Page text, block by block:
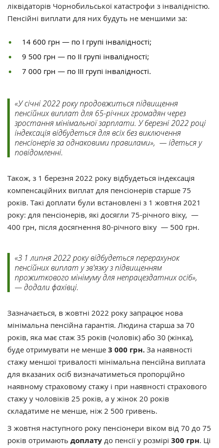
ліквідаторів Чорнобильської катастрофи з інвалідністю.
Пенсійні виплати для них будуть не меншими за:
14 600 грн — по I групі інвалідності;
9 500 грн — по II групі інвалідності;
7 000 грн — по III групі інвалідності.
«У січні 2022 року продовжиться підвищення
пенсійних виплат для 65-річних громадян через
зростання мінімальної зарплати. У березні 2022 році
індексація відбудеться для всіх без виключення
пенсіонерів за однаковими правилами», — ідеться у
повідомленні.
Також, з 1 березня 2022 року відбудеться індексація
компенсаційних виплат для пенсіонерів старше 75
років. Такі доплати були встановлені з 1 жовтня 2021
року: для пенсіонерів, які досягли 75-річного віку, —
400 грн, після досягнення 80-річного віку — 500 грн.
«З 1 липня 2022 року відбудеться перерахунок
пенсійних виплат у зв'язку з підвищенням
прожиткового мінімуму для непрацездатних осіб»,
— додали фахівці.
Зазначається, в жовтні 2022 року запрацює нова
мінімальна пенсійна гарантія. Людина старша за 70
років, яка має стаж 35 років (чоловік) або 30 (жінка),
буде отримувати не менше 3 000 грн. За наявності
стажу меншої тривалості мінімальна пенсійна виплата
для вказаних осіб визначатиметься пропорційно
наявному страховому стажу і при наявності страхового
стажу у чоловіків 25 років, а у жінок 20 років
складатиме не менше, ніж 2 500 гривень.
З жовтня наступного року пенсіонери віком від 70 до 75
років отримають доплату до пенсії у розмірі 300 грн. Ці